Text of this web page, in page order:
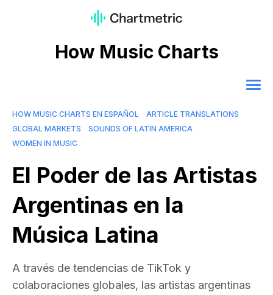
How Music Charts
HOW MUSIC CHARTS EN ESPAÑOL
ARTICLE TRANSLATIONS
GLOBAL MARKETS
SOUNDS OF LATIN AMERICA
WOMEN IN MUSIC
El Poder de las Artistas
Argentinas en la
Música Latina
A través de tendencias de TikTok y
colaboraciones globales, las artistas argentinas